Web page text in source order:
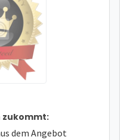
zukommt:
dem Angebot